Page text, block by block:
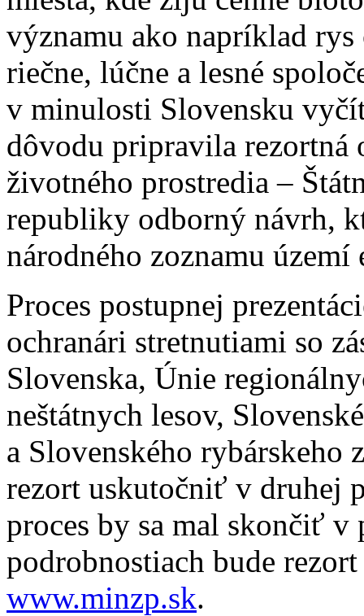
významu ako napríklad
riečne, lúčne a lesné
v minulosti Slovensku
dôvodu pripravila rezortná
životného prostredia –
republiky odborný návrh,
národného zoznamu
Proces postupnej
ochranári stretnutiami so
Slovenska, Únie
neštátnych lesov,
a Slovenského rybárskeho
rezort uskutočniť v druhej
proces by sa mal skončiť
podrobnostiach bude
www.minzp.sk.